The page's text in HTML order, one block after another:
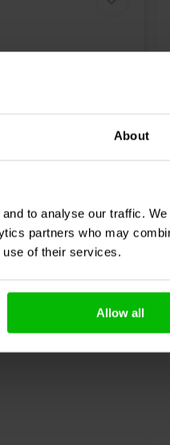
About
to analyse our traffic.
partners who may
use of their services.
Allow all